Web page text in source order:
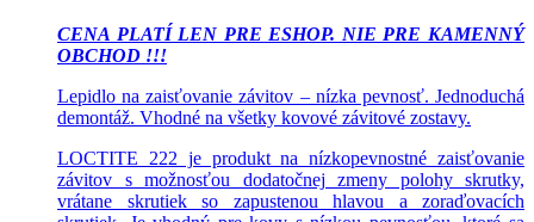
CENA PLATÍ LEN PRE ESHOP. NIE PRE KAMENNÝ
OBCHOD !!!
Lepidlo na zaisťovanie závitov – nízka pevnosť. Jednoduchá
demontáž. Vhodné na všetky kovové závitové zostavy.
LOCTITE 222 je produkt na nízkopevnostné zaisťovanie
závitov s možnosťou dodatočnej zmeny polohy skrutky,
vrátane skrutiek so zapustenou hlavou a zoraďovacích